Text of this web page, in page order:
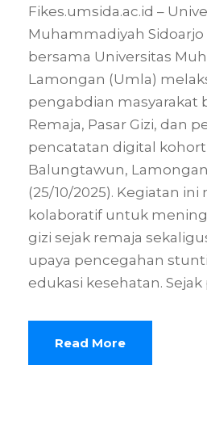
Fikes.umsida.ac.id –
Muhammadiyah Sidoarjo
bersama Universitas
Lamongan (Umla)
pengabdian masyarakat
Remaja, Pasar Gizi, dan
pencatatan digital kohort
Balungtawun,
(25/10/2025). Kegiatan
kolaboratif untuk
gizi sejak remaja
upaya pencegahan
edukasi kesehatan. Sejak
Read More